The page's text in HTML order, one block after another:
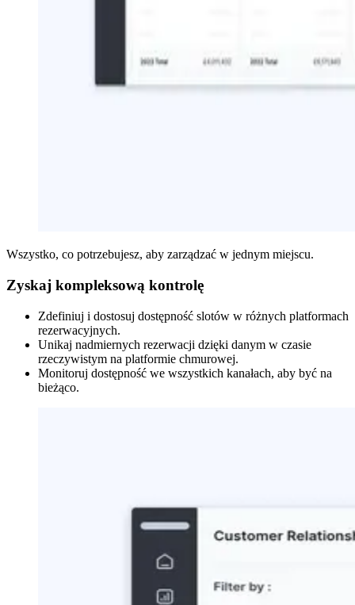
Wszystko, co potrzebujesz, aby zarządzać w jednym miejscu.
Zyskaj kompleksową kontrolę
Zdefiniuj i dostosuj dostępność slotów w różnych platformach
rezerwacyjnych.
Unikaj nadmiernych rezerwacji dzięki danym w czasie
rzeczywistym na platformie chmurowej.
Monitoruj dostępność we wszystkich kanałach, aby być na
bieżąco.